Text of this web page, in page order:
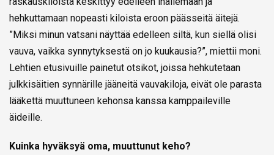
hehkuttamaan nopeasti kiloista eroon päässeitä äitejä.
”Miksi minun vatsani näyttää edelleen siltä, kun siellä olisi
vauva, vaikka synnytyksestä on jo kuukausia?”, miettii moni.
Lehtien etusivuille painetut otsikot, joissa hehkutetaan
julkkisäitien synnärille jääneitä vauvakiloja, eivät ole parasta
lääkettä muuttuneen kehonsa kanssa kamppaileville
äideille.
​Kuinka hyväksyä oma, muuttunut keho?